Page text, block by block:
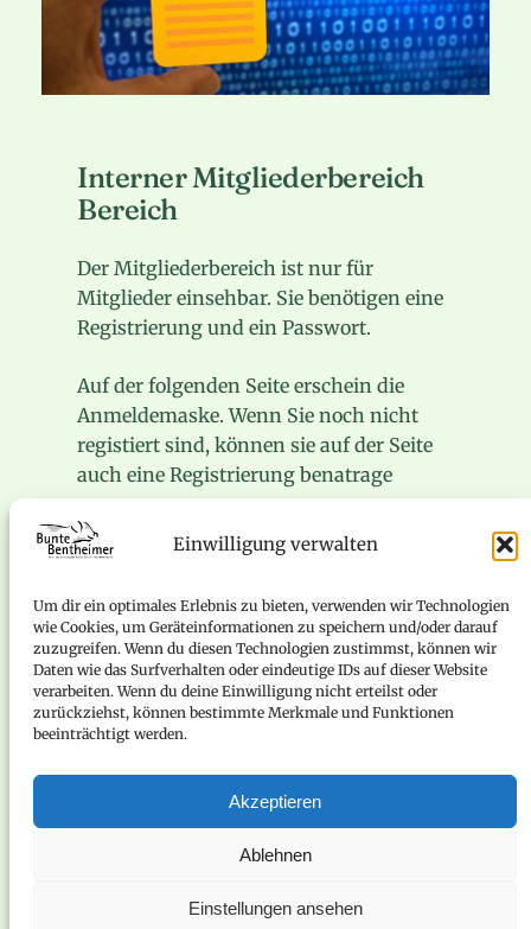
Einwilligung verwalten
Um dir ein optimales Erlebnis zu bieten, verwenden wir Technologien
wie Cookies, um Geräteinformationen zu speichern und/oder darauf
zuzugreifen. Wenn du diesen Technologien zustimmst, können wir
Daten wie das Surfverhalten oder eindeutige IDs auf dieser Website
verarbeiten. Wenn du deine Einwilligung nicht erteilst oder
zurückziehst, können bestimmte Merkmale und Funktionen
beeinträchtigt werden.
Akzeptieren
Ablehnen
Einstellungen ansehen
Interner Mitgliederbereich
Bereich
Der Mitgliederbereich ist nur für
Mitglieder einsehbar. Sie benötigen eine
Registrierung und ein Passwort.
Auf der folgenden Seite erschein die
Anmeldemaske. Wenn Sie noch nicht
registiert sind, können sie auf der Seite
auch eine Registrierung benatrage
.….. .Weiterlesen
Erkunde mehr
(c) 2026 by BBS
Verein zur Erhaltung des Bunten Bentheimer Schweines
Datenschutzerklärung